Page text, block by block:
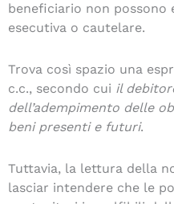
beneficiario non possono
esecutiva o cautelare.
Trova così spazio una
c.c., secondo cui il
dell’adempimento delle
beni presenti e futuri.
Tuttavia, la lettura della
lasciar intendere che le